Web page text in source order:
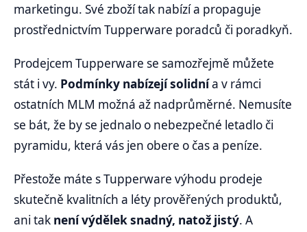
marketingu. Své zboží tak nabízí a propaguje
prostřednictvím Tupperware poradců či poradkyň.
Prodejcem Tupperware se samozřejmě můžete
stát i vy. Podmínky nabízejí solidnía v rámci
ostatních MLM možná až nadprůměrné. Nemusíte
se bát, že by se jednalo o nebezpečné letadlo či
pyramidu, která vás jen obere o čas a peníze.
Přestože máte s Tupperware výhodu prodeje
skutečně kvalitních a léty prověřených produktů,
ani tak není výdělek snadný, natož jistý. A